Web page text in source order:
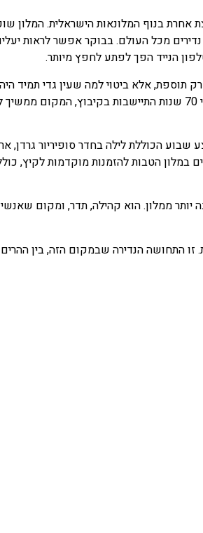
אחרת בנוף המלונאות הישראלית. המלון
מכל העולם. בבוקר אפשר לראות
הנייד הפך לפתע לחפץ מיותר.
רק תוספת, אלא ביטוי למה שעין גדי תמיד
שמרפא את הגוף ומטעין את הנפש באנרגיה והתחדשות". לדבריה, גם אחרי 70 שנות התיישבות
הכוללת לילה בחדר סופיריור גרדן,
שקלים לזוג. בנוסף מציעים במלון הטבות להזמנות מוקדמות
70 שנה להתיישבות, הוא הרבה יותר ממלון. הוא קהילה, תדר,
זו התחושה הנדירה שבמקום הזה, בין